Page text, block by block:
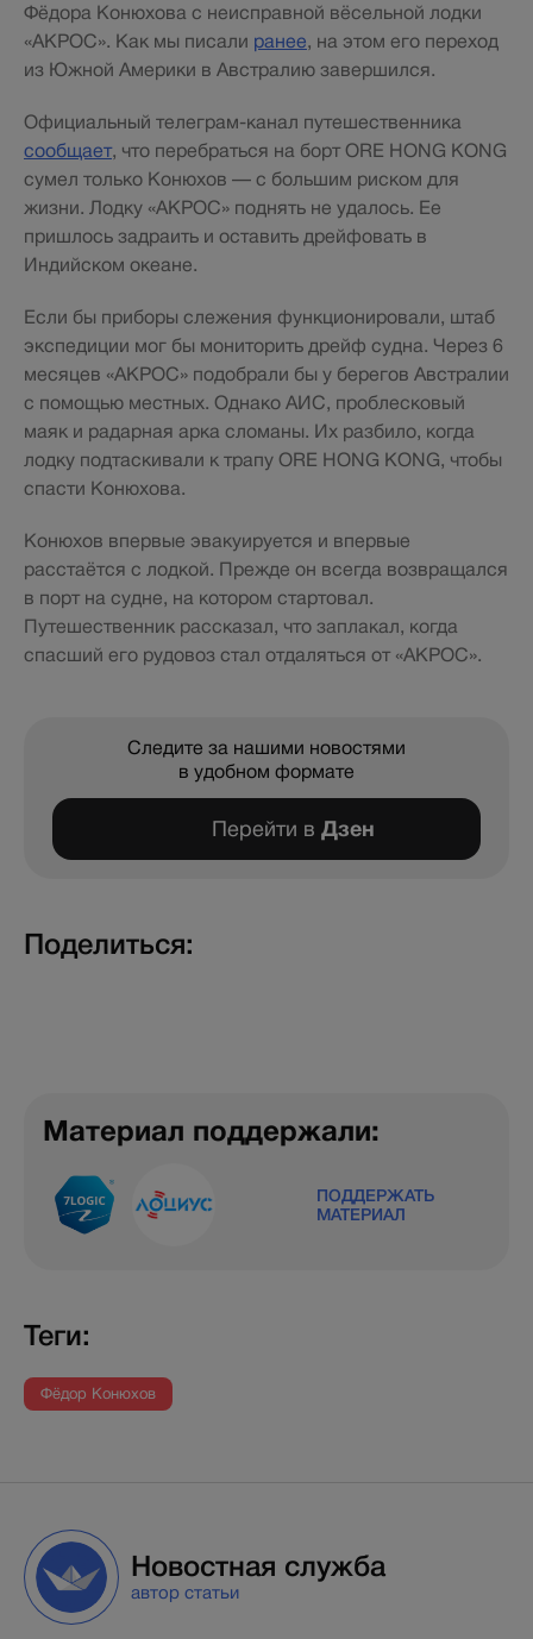
Фёдора Конюхова с неисправной вёсельной лодки
«АКРОС». Как мы писали ранее, на этом его переход
из Южной Америки в Австралию завершился.
Официальный телеграм-канал путешественника
сообщает, что перебраться на борт ORE HONG KONG
сумел только Конюхов — с большим риском для
жизни. Лодку «АКРОС» поднять не удалось. Ее
пришлось задраить и оставить дрейфовать в
Индийском океане.
Если бы приборы слежения функционировали, штаб
экспедиции мог бы мониторить дрейф судна. Через 6
месяцев «АКРОС» подобрали бы у берегов Австралии
с помощью местных. Однако АИС, проблесковый
маяк и радарная арка сломаны. Их разбило, когда
лодку подтаскивали к трапу ORE HONG KONG, чтобы
спасти Конюхова.
Конюхов впервые эвакуируется и впервые
расстаётся с лодкой. Прежде он всегда возвращался
в порт на судне, на котором стартовал.
Путешественник рассказал, что заплакал, когда
спасший его рудовоз стал отдаляться от «АКРОС».
Следите за нашими новостями
в удобном формате
Перейти в Дзен
Поделиться:
Материал поддержали:
ПОДДЕРЖАТЬ
МАТЕРИАЛ
Теги:
Фёдор Конюхов
Новостная служба
автор статьи